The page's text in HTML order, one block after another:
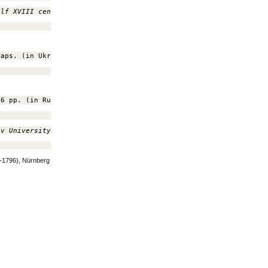
XVIII cen
(in Ukrainian).
pp. (in Russian).
University. Series Geography, 41,
Nürnberg